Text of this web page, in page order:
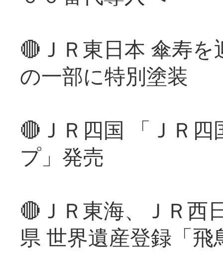
🔴ＪＲ東日本 傘寿
の一部に特別塗装
🔴ＪＲ四国 「ＪＲ
プ」発売
🔴ＪＲ東海、ＪＲ西
県 世界遺産登録「